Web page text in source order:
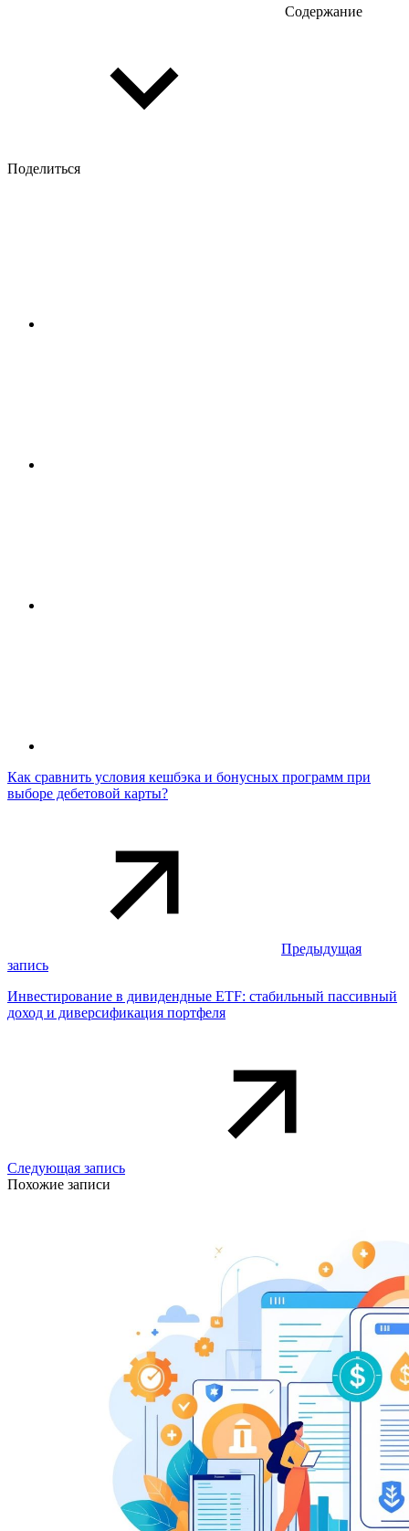
Содержание
Поделиться
Как сравнить условия кешбэка и бонусных программ при
выборе дебетовой карты?
Предыдущая
запись
Инвестирование в дивидендные ETF: стабильный пассивный
доход и диверсификация портфеля
Следующая запись
Похожие записи